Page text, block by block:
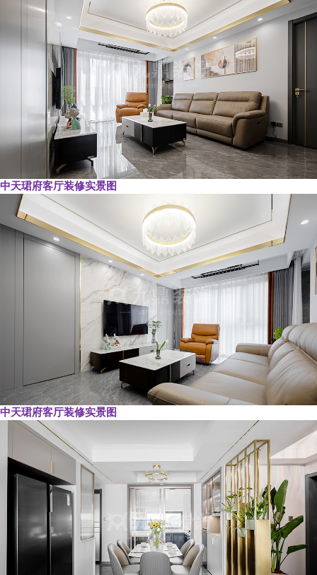
中天珺府客厅装修实景图
中天珺府客厅装修实景图